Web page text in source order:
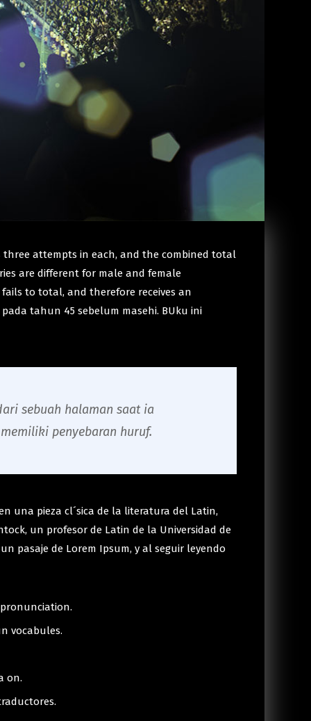
three attempts in each, and the combined total
are different for male and female
to total, and therefore receives an
tahun 45 sebelum masehi. BUku ini
sebuah halaman saat ia
penyebaran huruf.
una pieza cl´sica de la literatura del Latin,
un profesor de Latin de la Universidad de
pasaje de Lorem Ipsum, y al seguir leyendo
vocabules.
on.